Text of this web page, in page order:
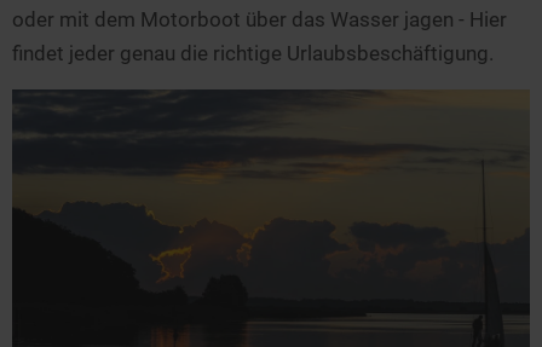
oder mit dem Motorboot über das Wasser jagen - Hier
findet jeder genau die richtige Urlaubsbeschäftigung.